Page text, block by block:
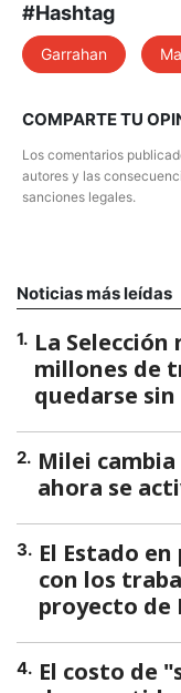
#Hashtag
Garrahan
COMPARTE TU
Los comentarios
autores y las
sanciones legales.
Noticias más leídas
1. La
millones de
quedarse
2. Milei
ahora se
3. El Estado
con los
proyecto de
4. El costo de